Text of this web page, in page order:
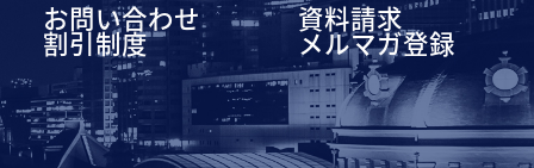
お問い合わせ 資料請求
割引制度 メルマガ登録